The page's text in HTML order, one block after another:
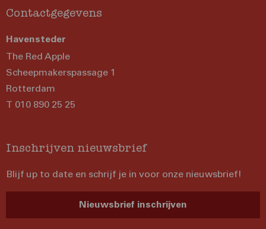
Contactgegevens
Havensteder
The Red Apple
Scheepmakerspassage 1
Rotterdam
T 010 890 25 25
Inschrijven nieuwsbrief
Blijf up to date en schrijf je in voor onze nieuwsbrief!
Nieuwsbrief inschrijven